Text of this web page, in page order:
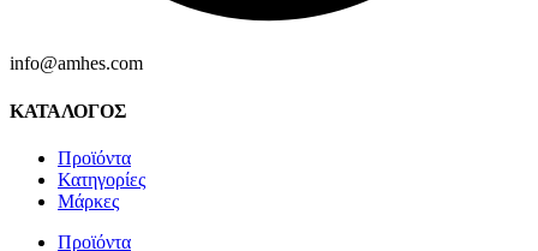
info@amhes.com
ΚΑΤΑΛΟΓΟΣ
Προϊόντα
Κατηγορίες
Μάρκες
Προϊόντα